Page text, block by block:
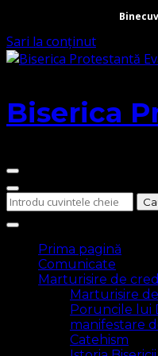
Sari la conținut
Biserica
Cauți
ceva?
Prima pagină
Comunicate
Marturisire de
Marturisire
Poruncile lui
manifestare
Catehism